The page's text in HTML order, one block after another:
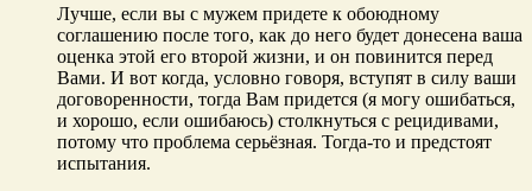
Лучше, если вы с мужем придете к обоюдному
соглашению после того, как до него будет донесена ваша
оценка этой его второй жизни, и он повинится перед
Вами. И вот когда, условно говоря, вступят в силу ваши
договоренности, тогда Вам придется (я могу ошибаться,
и хорошо, если ошибаюсь) столкнуться с рецидивами,
потому что проблема серьёзная. Тогда-то и предстоят
испытания.